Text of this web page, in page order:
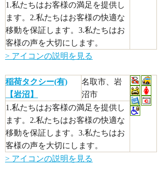
1.私たちはお客様の満足を提供し
ます。2.私たちはお客様の快適な
移動を保証します。3.私たちはお
客様の声を大切にします。
> アイコンの説明を見る
稲荷タクシー(有)
【岩沼】
名取市、岩
沼市
1.私たちはお客様の満足を提供し
ます。2.私たちはお客様の快適な
移動を保証します。3.私たちはお
客様の声を大切にします。
> アイコンの説明を見る